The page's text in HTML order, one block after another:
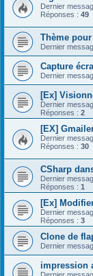
Dernier
Réponses : 49
Thème
Dernier
Capture
Dernier
[Ex]
Dernier
Réponses : 2
[EX]
Dernier
Réponses : 30
CSharp
Dernier
Réponses : 1
[Ex]
Dernier
Réponses : 3
Clone de
Dernier
impression
Dernier